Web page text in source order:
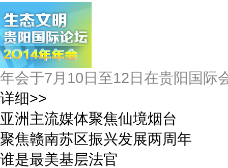
年会于7月10日至12日在贵阳国际
详细>>
亚洲主流媒体聚焦仙境烟台
聚焦赣南苏区振兴发展两周年
谁是最美基层法官